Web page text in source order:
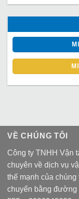
VỀ CHÚNG TÔI
Công ty TNHH Vận
chuyên về dịch vụ
thế mạnh của
chuyển bằng đường